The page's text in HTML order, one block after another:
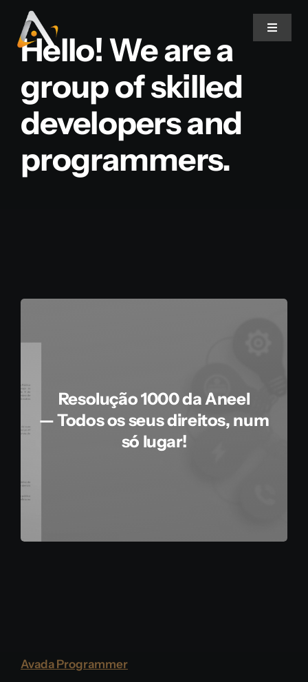
para
Toggle
Produtos
Informativo
Contato
Hello! We are a
group of skilled
developers and
programmers.
Resolução 1000 da Aneel
— Todos os seus direitos, num
só lugar!
Avada Programmer